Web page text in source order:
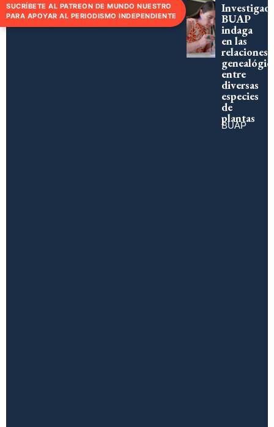
BUAP
indaga
en las
relaciones
entre
diversas
especies
de
plantas
BUAP
SUCRÍBETE AL PATREON DE MUNDO NUESTRO
PARA APOYAR AL PERIODISMO INDEPENDIENTE